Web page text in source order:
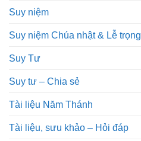
Suy niệm
Suy niệm Chúa nhật & Lễ trọng
Suy Tư
Suy tư – Chia sẻ
Tài liệu Năm Thánh
Tài liệu, sưu khảo – Hỏi đáp